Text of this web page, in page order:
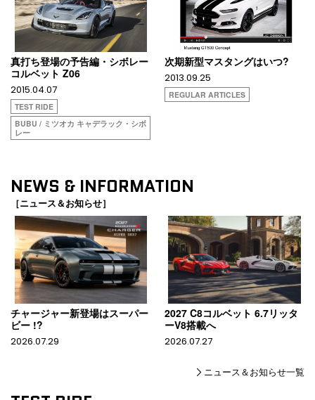
真打ち登場の予告編・シボレー
コルベット Z06
2015.04.07
TEST RIDE
BUBU / ミツオカ キャデラック・シボ
レー
次期新型マスタングはいつ?
2013.09.25
REGULAR ARTICLES
NEWS & INFORMATION
［ニュース＆お知らせ］
チャージャー新登場はスーパー
ビー !?
2026.07.29
2027 C8コルベット 6.7リッタ
ーV8搭載へ
2026.07.27
ニュース＆お知らせ一覧